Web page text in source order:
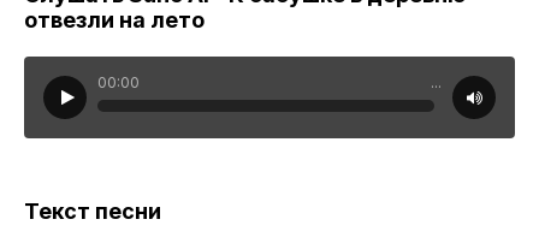
отвезли на лето
00:00 ...
Текст песни